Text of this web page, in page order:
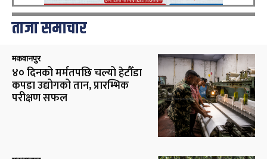
ताजा समाचार
मकवानपुर
४० दिनको मर्मतपछि चल्यो हेटौँडा
कपडा उद्योगको तान, प्रारम्भिक
परीक्षण सफल